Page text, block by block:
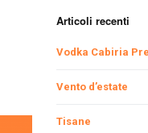
Ristoranti
Ristoranti
Ristoranti
Ristoranti
Ristoranti Udine
Articoli recenti
Vodka Cabiria
Vento d’estate
Tisane